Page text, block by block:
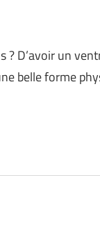
D’avoir un
belle forme